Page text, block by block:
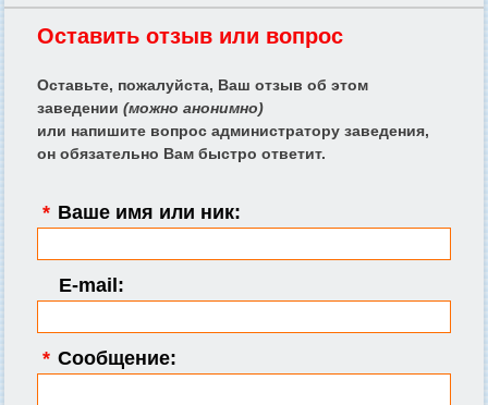
Оставить отзыв или вопрос
Оставьте, пожалуйста, Ваш отзыв об этом
заведении (можно анонимно)
или напишите вопрос администратору заведения,
он обязательно Вам быстро ответит.
* Ваше имя или ник:
E-mail:
* Сообщение: